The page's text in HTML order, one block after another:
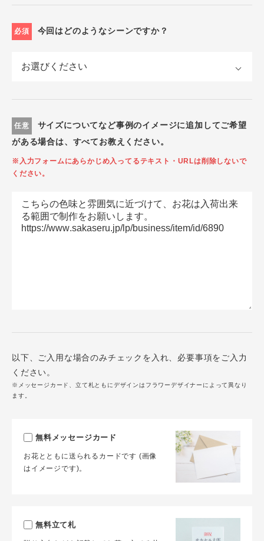
必須 今回はどのようなシーンですか？
任意
サイズについてなど事例のイメージに追加してご希望
がある場合は、すべてお教えください。
※入力フォームにあらかじめ入ってるテキスト・URLは削除しないで
ください。
以下、ご入用な場合のみチェックを入れ、必要事項をご入力
ください。
※メッセージカード、立て札ともにデザインはフラワーデザイナーによって異なり
ます。
無料メッセージカード
お花とともに送られるカードです (画像
はイメージです)。
無料立て札